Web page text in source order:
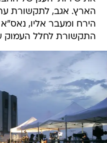
הארץ. אגב, לתקשורת
הירח ומעבר אליו,
התקשורת לחלל העמוק